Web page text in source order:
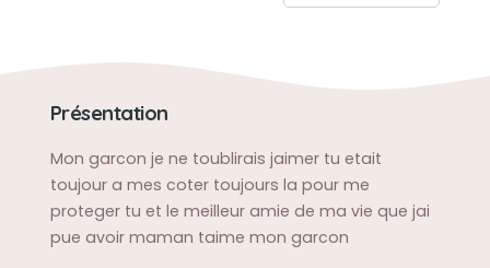
Présentation
Mon garcon je ne toublirais jaimer tu etait
toujour a mes coter toujours la pour me
proteger tu et le meilleur amie de ma vie que jai
pue avoir maman taime mon garcon